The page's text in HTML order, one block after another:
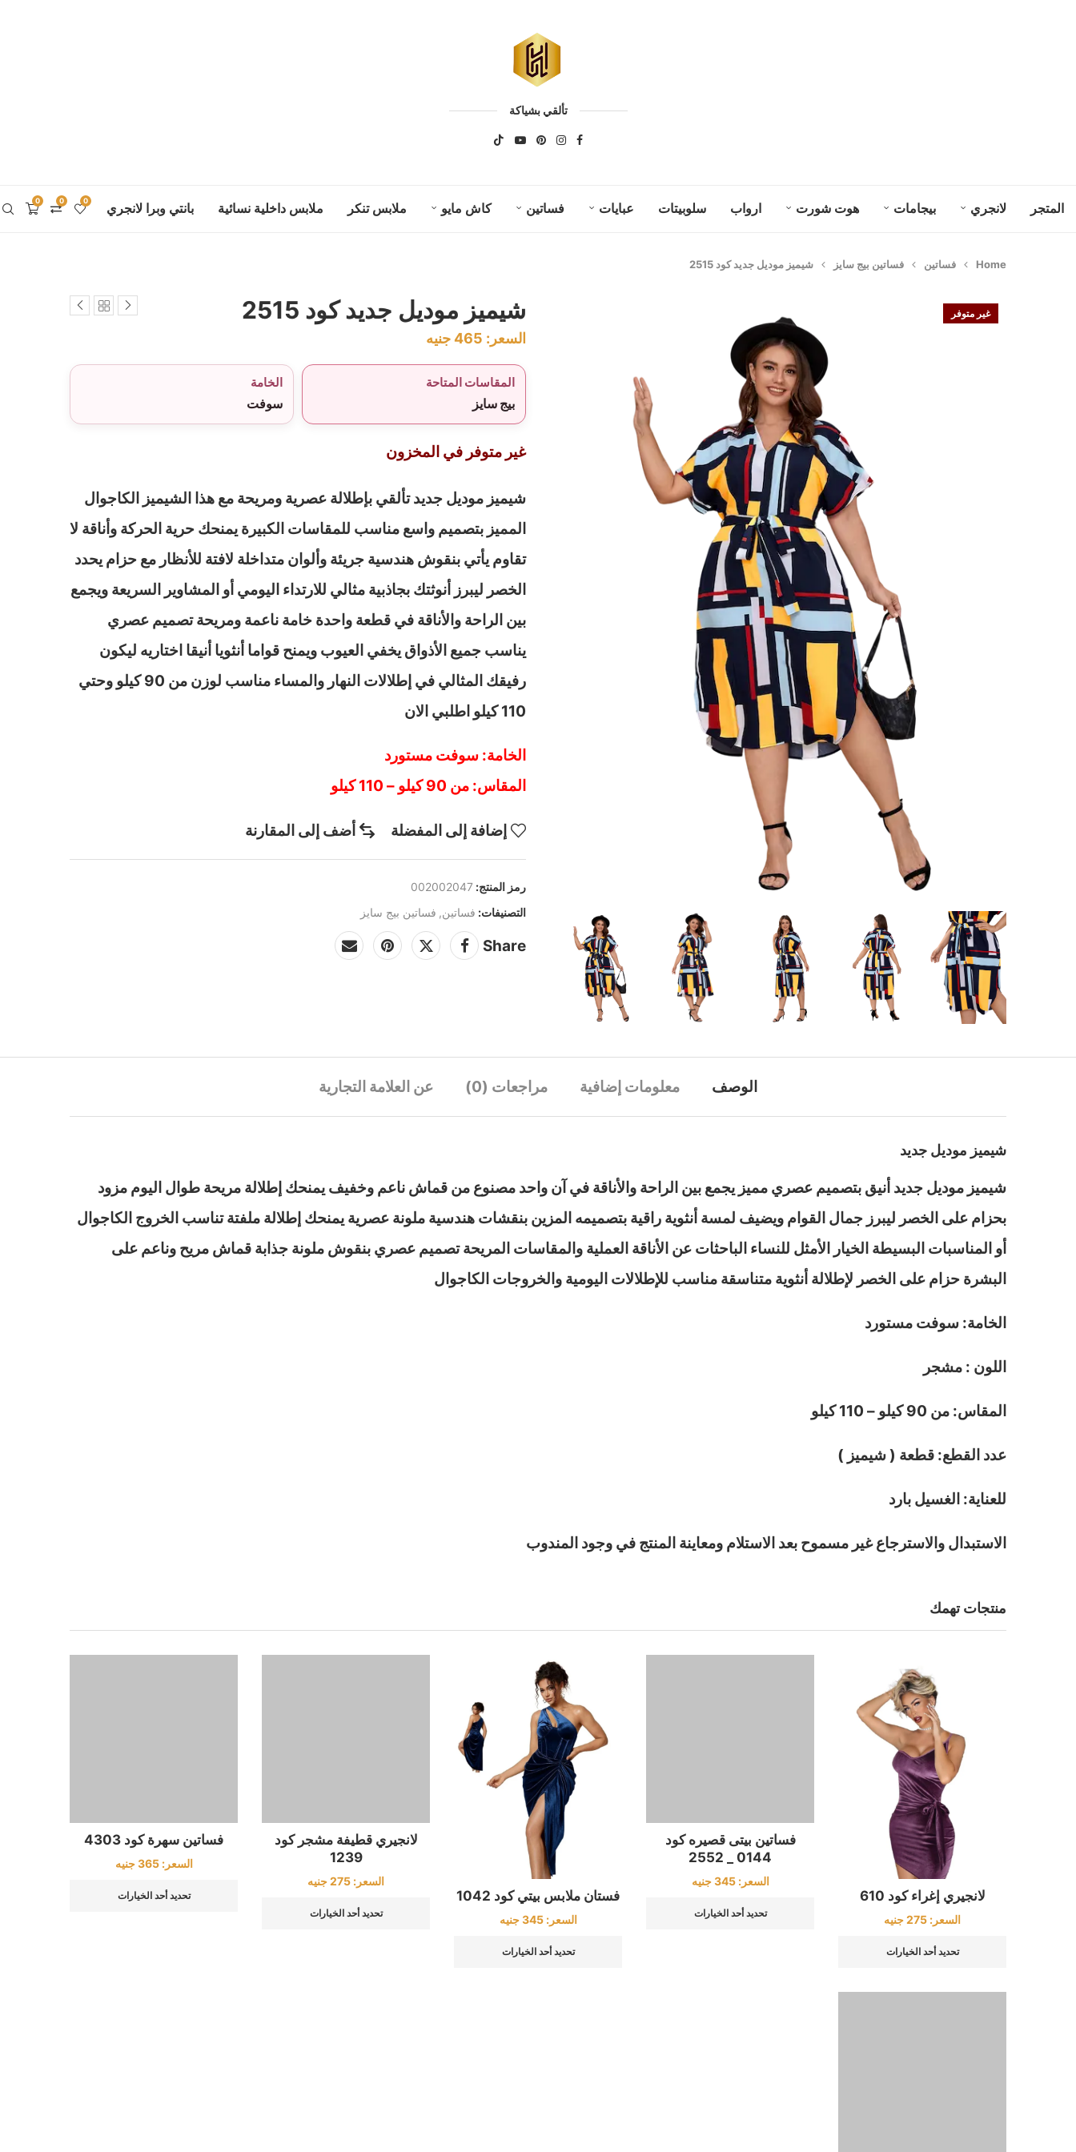
تألقي بشياكة
المتجر لانجري بيجامات هوت شورت ارواب سلوبيتات عبايات فساتين كاش مايو ملابس تنكر ملابس داخلية نسائية بانتي وبرا لانجري 0 0 0
Home فساتين فساتين بيج سايز شيميز موديل جديد كود 2515
غير متوفر شيميز موديل جديد كود 2515
السعر: 465جنيه
المقاسات المتاحة
بيج سايز
الخامة
سوفت
غير متوفر في المخزون
شيميز موديل جديد تألقي بإطلالة عصرية ومريحة مع هذا الشيميز الكاجوال
المميز بتصميم واسع مناسب للمقاسات الكبيرة يمنحك حرية الحركة وأناقة لا
تقاوم يأتي بنقوش هندسية جريئة وألوان متداخلة لافتة للأنظار مع حزام يحدد
الخصر ليبرز أنوثتك بجاذبية مثالي للارتداء اليومي أو المشاوير السريعة ويجمع
بين الراحة والأناقة في قطعة واحدة خامة ناعمة ومريحة تصميم عصري
يناسب جميع الأذواق يخفي العيوب ويمنح قواما أنثويا أنيقا اختاريه ليكون
رفيقك المثالي في إطلالات النهار والمساء مناسب لوزن من 90 كيلو وحتي
110 كيلو اطلبي الان
الخامة: سوفت مستورد
المقاس: من 90 كيلو – 110 كيلو
إضافة إلى المفضلة أضف إلى المقارنة
رمز المنتج: 002002047
التصنيفات: فساتين, فساتين بيج سايز
Share
الوصف معلومات إضافية مراجعات (0) عن العلامة التجارية
شيميز موديل جديد
شيميز موديل جديد أنيق بتصميم عصري مميز يجمع بين الراحة والأناقة في آن واحد مصنوع من قماش ناعم وخفيف يمنحك إطلالة مريحة طوال اليوم مزود
بحزام على الخصر ليبرز جمال القوام ويضيف لمسة أنثوية راقية بتصميمه المزين بنقشات هندسية ملونة عصرية يمنحك إطلالة ملفتة تناسب الخروج الكاجوال
أو المناسبات البسيطة الخيار الأمثل للنساء الباحثات عن الأناقة العملية والمقاسات المريحة تصميم عصري بنقوش ملونة جذابة قماش مريح وناعم على
البشرة حزام على الخصر لإطلالة أنثوية متناسقة مناسب للإطلالات اليومية والخروجات الكاجوال
الخامة: سوفت مستورد
اللون : مشجر
المقاس: من 90 كيلو – 110 كيلو
عدد القطع: قطعة ( شيميز )
للعناية: الغسيل بارد
الاستبدال والاسترجاع غير مسموح بعد الاستلام ومعاينة المنتج في وجود المندوب
منتجات تهمك
لانجيري إغراء كود 610
السعر: 275جنيه
تحديد أحد الخيارات
0144 _ 2552
فستان ملابس بيتي كود 1042
السعر:345 جنيه
تحديد أحد الخيارات
1239
فساتين سهرة كود 4303